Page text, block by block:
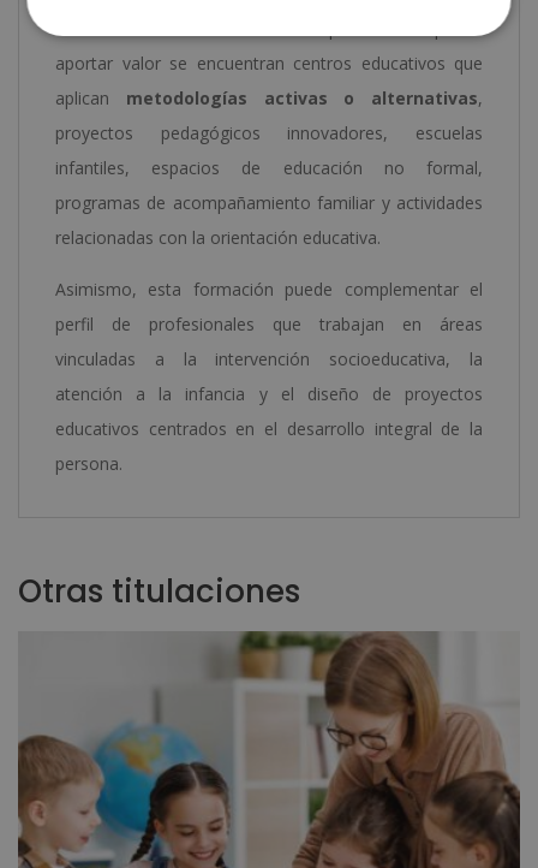
aportar valor se encuentran centros educativos que
aplican metodologías activas o alternativas,
proyectos pedagógicos innovadores, escuelas
infantiles, espacios de educación no formal,
programas de acompañamiento familiar y actividades
relacionadas con la orientación educativa.
Asimismo, esta formación puede complementar el
perfil de profesionales que trabajan en áreas
vinculadas a la intervención socioeducativa, la
atención a la infancia y el diseño de proyectos
educativos centrados en el desarrollo integral de la
persona.
Otras titulaciones